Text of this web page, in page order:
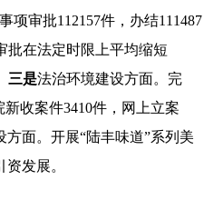
项审批112157件，办结111487
批在法定时限上平均缩短
三是法治环境建设方面。完
收案件3410件，网上立案
方面。开展“陆丰味道”系列美
发展。